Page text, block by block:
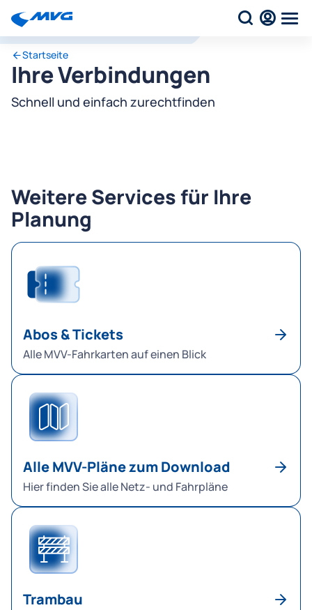
Startseite
Ihre Verbindungen
Schnell und einfach zurechtfinden
Weitere Services für Ihre
Planung
Abos & Tickets
Alle MVV-Fahrkarten auf einen Blick
Alle MVV-Pläne zum Download
Hier finden Sie alle Netz- und Fahrpläne
Trambau